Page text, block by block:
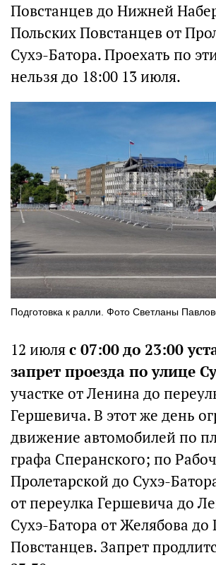
Повстанцев до Нижней
Польских Повстанцев от
Сухэ-Батора. Проехать по
нельзя до 18:00 13 июля.
Подготовка к ралли. Фото Светланы
12 июляс 07:00 до 23:00
запрет проезда по улице
участке от Ленина до
Гершевича. В этот же день
движение автомобилей по
графа Сперанского; по
Пролетарской до Сухэ-
от переулка Гершевича до
Сухэ-Батора от Желябова до
Повстанцев. Запрет